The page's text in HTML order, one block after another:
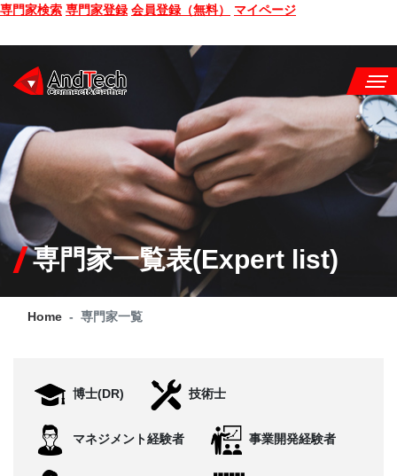
専門家検索 専門家登録 会員登録（無料） マイページ
SEMINAR
BOOK
CONSULTING
SERVICE
Q&A
CONTACT
専門家一覧表(Expert list)
Home 専門家一覧
博士(DR) 技術士
マネジメント経験者 事業開発経験者